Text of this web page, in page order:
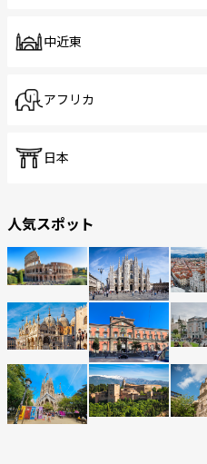
中近東
アフリカ
日本
人気スポット